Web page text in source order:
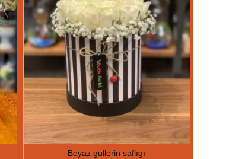
Beyaz gullerin saflıgı